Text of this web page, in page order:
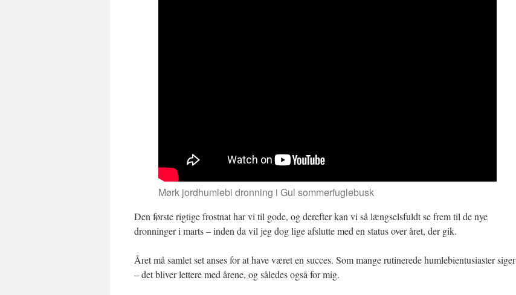
Mørk jordhumlebi dronning i Gul sommerfuglebusk
Den første rigtige frostnat har vi til gode, og derefter kan vi så længselsfuldt se frem til de nye
dronninger i marts – inden da vil jeg dog lige afslutte med en status over året, der gik.
Året må samlet set anses for at have været en succes. Som mange rutinerede humlebientusiaster siger
– det bliver lettere med årene, og således også for mig.